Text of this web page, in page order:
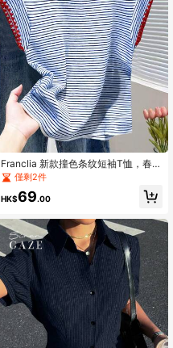
Franclia 新款撞色条纹短袖T恤，春夏
服装僅剩2件
HK$69.00